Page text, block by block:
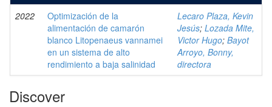
2022
Optimización de la
alimentación de camarón
blanco Litopenaeus vannamei
en un sistema de alto
rendimiento a baja salinidad
Lecaro Plaza, Kevin
Jesús; Lozada Mite,
Victor Hugo; Bayot
Arroyo, Bonny,
directora
Discover